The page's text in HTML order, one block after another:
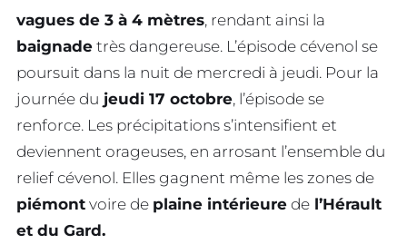
vagues de 3 à 4 mètres, rendant ainsi la
baignade très dangereuse. L’épisode cévenol se
poursuit dans la nuit de mercredi à jeudi. Pour la
journée du jeudi 17 octobre, l’épisode se
renforce. Les précipitations s’intensifient et
deviennent orageuses, en arrosant l’ensemble du
relief cévenol. Elles gagnent même les zones de
piémont voire de plaine intérieure de l’Hérault
et du Gard.